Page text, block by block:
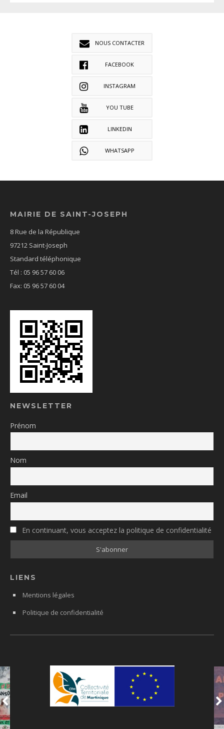
NOUS CONTACTER
FACEBOOK
INSTAGRAM
YOU TUBE
LINKEDIN
WHATSAPP
MAIRIE DE SAINT-JOSEPH
8 Rue de la République
97212 Saint-Joseph
Standard téléphonique
Tél : 05 96 57 60 06
Fax: 05 96 57 60 04
NEWSLETTER
Prénom
Nom
Email
En continuant, vous acceptez la politique de confidentialité
LIENS
Mentions légales
Politique de confidentialité